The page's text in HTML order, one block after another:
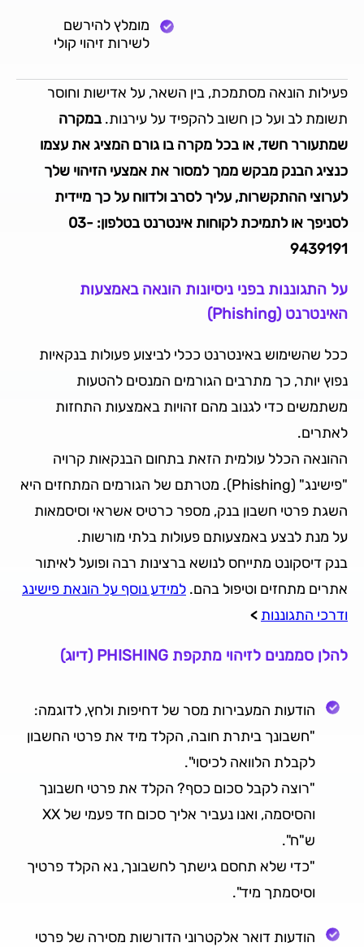
מומלץ להירשם
לשירות זיהוי קולי
פעילות הונאה מסתמכת, בין השאר, על אדישות וחוסר
תשומת לב ועל כן חשוב להקפיד על עירנות. במקרה
שמתעורר חשד, או בכל מקרה בו גורם המציג את עצמו
כנציג הבנק מבקש ממך למסור את אמצעי הזיהוי שלך
לערוצי ההתקשרות, עליך לסרב ולדווח על כך מיידית
לסניפך או לתמיכת לקוחות אינטרנט בטלפון: 03-
9439191
על התגוננות בפני ניסיונות הונאה באמצעות
האינטרנט (Phishing)
ככל שהשימוש באינטרנט ככלי לביצוע פעולות בנקאיות
נפוץ יותר, כך מתרבים הגורמים המנסים להטעות
משתמשים כדי לגנוב מהם זהויות באמצעות התחזות
לאתרים.
ההונאה הכלל עולמית הזאת בתחום הבנקאות קרויה
"פישינג" (Phishing). מטרתם של הגורמים המתחזים היא
השגת פרטי חשבון בנק, מספר כרטיס אשראי וסיסמאות
על מנת לבצע באמצעותם פעולות בלתי מורשות.
בנק דיסקונט מתייחס לנושא ברצינות רבה ופועל לאיתור
אתרים מתחזים וטיפול בהם. למידע נוסף על הונאת פישינג
ודרכי התגוננות >
להלן סממנים לזיהוי מתקפת PHISHING (דיוג)
הודעות המעבירות מסר של דחיפות ולחץ, לדוגמה:
"חשבונך ביתרת חובה, הקלד מיד את פרטי החשבון
לקבלת הלוואה לכיסוי".
"רוצה לקבל סכום כסף? הקלד את פרטי חשבונך
והסיסמה, ואנו נעביר אליך סכום חד פעמי של XX
ש"ח".
"כדי שלא תחסם גישתך לחשבונך, נא הקלד פרטיך
וסיסמתך מיד".
הודעות דואר אלקטרוני הדורשות מסירה של פרטי